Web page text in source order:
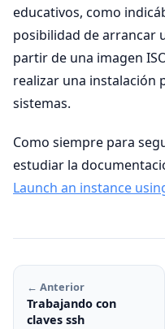
educativos, como
posibilidad de arrancar
partir de una imagen
realizar una instalación
sistemas.
Como siempre para
estudiar la
Launch an instance
← Anterior
Trabajando con
claves ssh